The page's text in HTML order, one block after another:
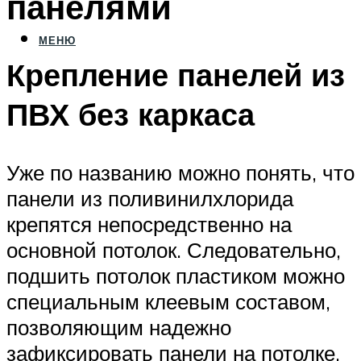
МЕНЮ
Крепление панелей из
ПВХ без каркаса
Уже по названию можно понять, что
панели из поливинилхлорида
крепятся непосредственно на
основной потолок. Следовательно,
подшить потолок пластиком можно
специальным клеевым составом,
позволяющим надежно
зафиксировать панели на потолке.